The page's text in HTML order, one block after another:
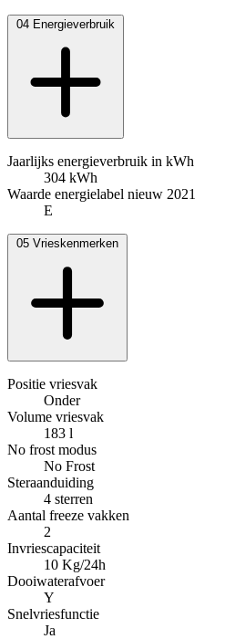
04 Energieverbruik
Jaarlijks energieverbruik in kWh
304 kWh
Waarde energielabel nieuw 2021
E
05 Vrieskenmerken
Positie vriesvak
Onder
Volume vriesvak
183 l
No frost modus
No Frost
Steraanduiding
4 sterren
Aantal freeze vakken
2
Invriescapaciteit
10 Kg/24h
Dooiwaterafvoer
Y
Snelvriesfunctie
Ja